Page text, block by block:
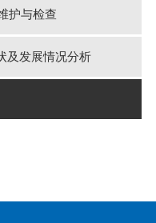
护与检查
及发展情况分析